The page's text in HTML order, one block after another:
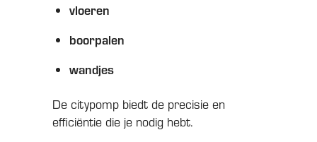
vloeren
boorpalen
wandjes
De citypomp biedt de precisie en
efficiëntie die je nodig hebt.